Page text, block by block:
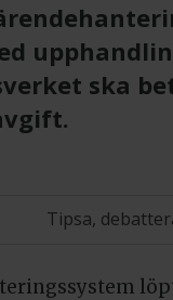
ska
Tipsa,